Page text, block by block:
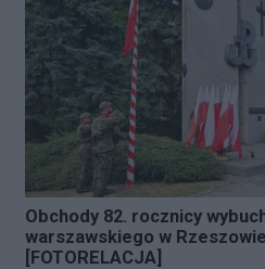
Obchody 82. rocznicy
warszawskiego w Rzeszowie
[FOTORELACJA]